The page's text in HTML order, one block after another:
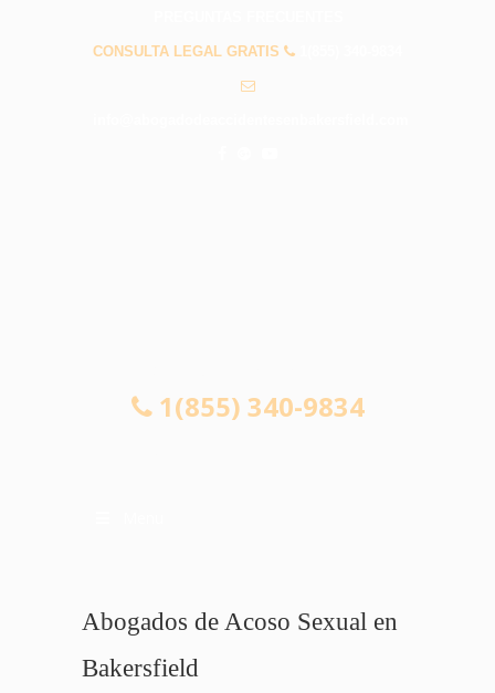
CONSULTA LEGAL GRATIS
1(855) 340-9834
Abogados de Acoso Sexual en
Bakersfield